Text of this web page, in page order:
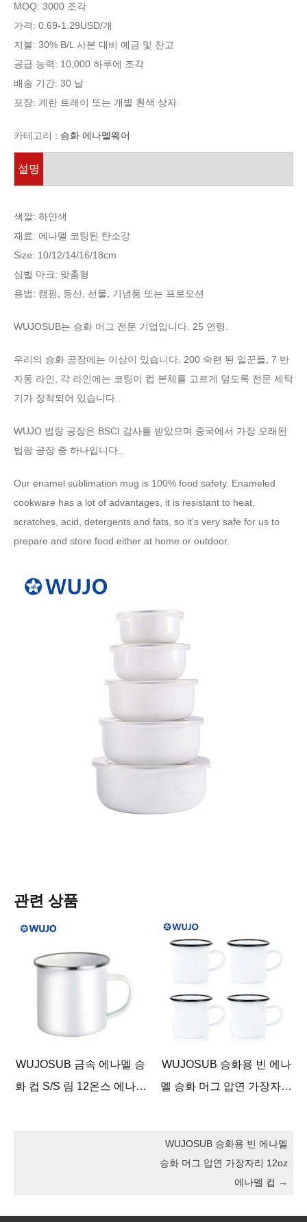
MOQ: 3000 조각
가격: 0.69-1.29USD/개
지불: 30% B/L 사본 대비 예금 및 잔고
공급 능력: 10,000 하루에 조각
배송 기간: 30 날
포장: 계란 트레이 또는 개별 흰색 상자
카테고리 : 승화 에나멜웨어
설명
색깔: 하얀색
재료: 에나멜 코팅된 탄소강
Size: 10/12/14/16/18cm
심벌 마크: 맞춤형
용법: 캠핑, 등산, 선물, 기념품 또는 프로모션
WUJOSUB는 승화 머그 전문 기업입니다. 25 연령.
우리의 승화 공장에는 이상이 있습니다. 200 숙련 된 일꾼들, 7 반
자동 라인, 각 라인에는 코팅이 컵 본체를 고르게 덮도록 전문 세탁
기가 장착되어 있습니다..
WUJO 법랑 공장은 BSCI 감사를 받았으며 중국에서 가장 오래된
법랑 공장 중 하나입니다..
Our enamel sublimation mug is 100% food safety. Enameled
cookware has a lot of advantages, it is resistant to heat,
scratches, acid, detergents and fats, so it’s very safe for us to
prepare and store food either at home or outdoor.
관련 상품
WUJOSUB 금속 에나멜 승
화 컵 S/S 림 12온스 에나멜
WUJOSUB 승화용 빈 에나
멜 승화 머그 압연 가장자리
WUJOSUB 승화용 빈 에나멜
승화 머그 압연 가장자리 12oz
에나멜 컵 →